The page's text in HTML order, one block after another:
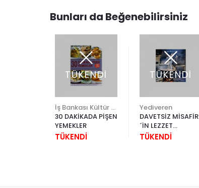
Bunları da Beğenebilirsiniz
TÜKENDİ
30 DAKİKADA PİŞEN
YEMEKLER
TÜKENDİ
TÜKENDİ
Yediveren
DAVETSİZ MİSAFİR
´İN LEZZET
YOLCULUĞU
TÜKENDİ